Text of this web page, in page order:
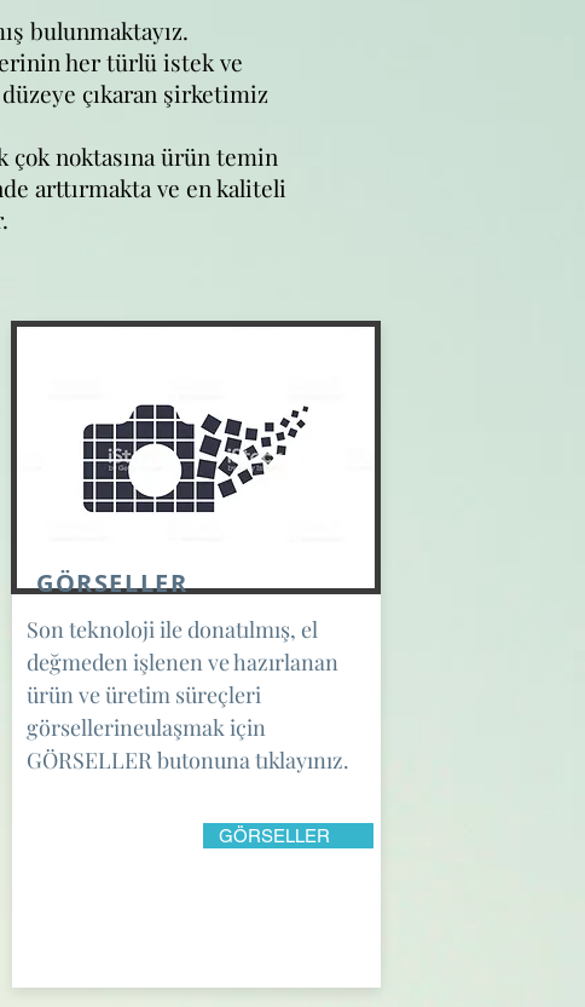
bulunmaktayız.
her türlü istek ve
çıkaran şirketimiz
çok noktasına ürün temin
arttırmakta ve en kaliteli
GÖRSELLER
Son teknoloji ile donatılmış, el
değmeden işlenen ve hazırlanan
ürün ve üretim süreçleri
görsellerineulaşmak için
GÖRSELLER butonuna tıklayınız.
GÖRSELLER